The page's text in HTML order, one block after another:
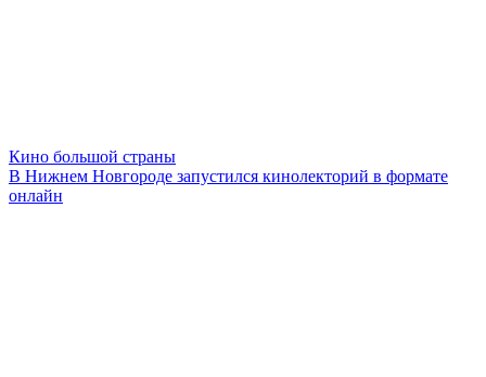
Кино большой страны
В Нижнем Новгороде запустился кинолекторий в формате
онлайн